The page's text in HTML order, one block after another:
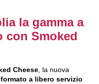
la gamma a
con Smoked
Cheese, la nuova
formato a libero servizio